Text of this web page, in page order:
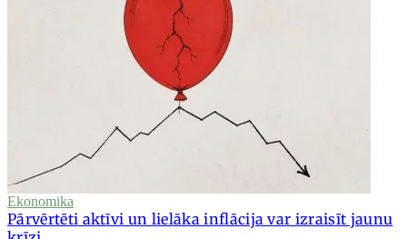
Ekonomika
Pārvērtēti aktīvi un lielāka inflācija var izraisīt jaunu